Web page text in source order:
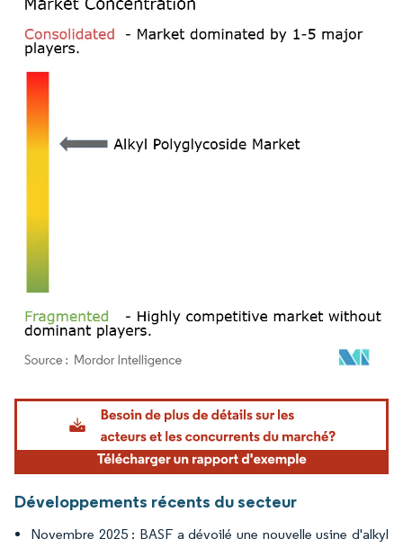
Image © Mordor Intelligence. La réutilisation nécessite une attribution sous CC BY
Développements récents du secteur
Novembre 2025 : BASF a dévoilé une nouvelle usine d'alkyl